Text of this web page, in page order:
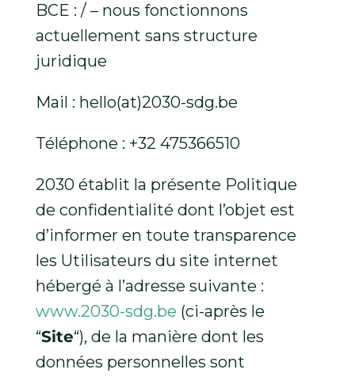
BCE : / – nous fonctionnons
actuellement sans structure
juridique
Mail : hello(at)2030-sdg.be
Téléphone : +32 475366510
2030 établit la présente Politique
de confidentialité dont l’objet est
d’informer en toute transparence
les Utilisateurs du site internet
hébergé à l’adresse suivante :
www.2030-sdg.be (ci-après le
“Site“), de la manière dont les
données personnelles sont